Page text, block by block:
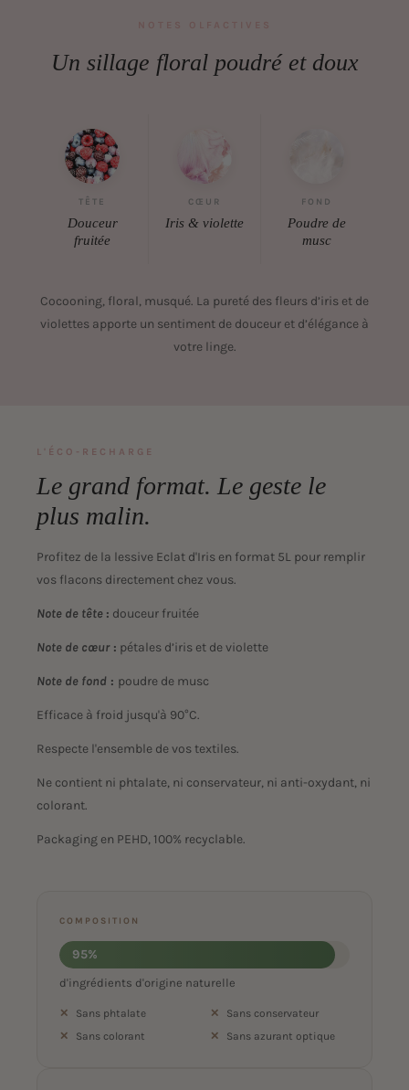
Un sillage floral poudré et doux
TÊTE
Douceur
fruitée
CŒUR
Iris & violette
FOND
Poudre de
musc
Cocooning, floral, musqué. La pureté des fleurs d’iris et de
violettes apporte un sentiment de douceur et d’élégance à
votre linge.
L'ÉCO-RECHARGE
Le grand format. Le geste le
plus malin.
Profitez de la lessive Eclat d'Iris en format 5L pour remplir
vos flacons directement chez vous.
Note de tête : douceur fruitée
Note de cœur: pétales d’iris et de violette
Note de fond : poudre de musc
Efficace à froid jusqu'à 90°C.
Respecte l'ensemble de vos textiles.
Ne contient ni phtalate, ni conservateur, ni anti-oxydant, ni
colorant.
Packaging en PEHD, 100% recyclable.
COMPOSITION
95%
d'ingrédients d'origine naturelle
Sans phtalate
Sans conservateur
Sans colorant
Sans azurant optique